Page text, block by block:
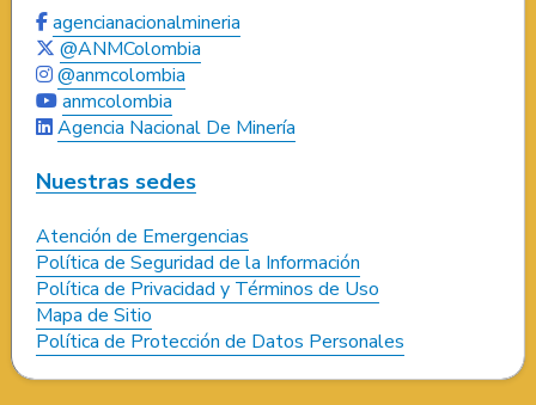
agencianacionalmineria
@ANMColombia
@anmcolombia
anmcolombia
Agencia Nacional De Minería
Nuestras sedes
Atención de Emergencias
Política de Seguridad de la Información
Política de Privacidad y Términos de Uso
Mapa de Sitio
Política de Protección de Datos Personales